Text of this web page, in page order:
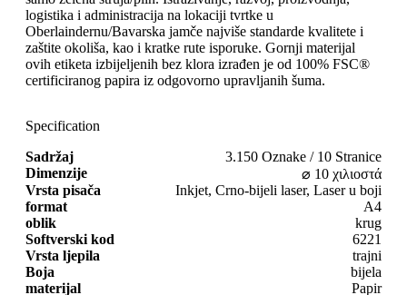
logistika i administracija na lokaciji tvrtke u
Oberlaindernu/Bavarska jamče najviše standarde kvalitete i
zaštite okoliša, kao i kratke rute isporuke. Gornji materijal
ovih etiketa izbijeljenih bez klora izrađen je od 100% FSC®
certificiranog papira iz odgovorno upravljanih šuma.
Specification
Sadržaj
3.150 Oznake / 10 Stranice
Dimenzije
⌀ 10 χιλιοστά
Vrsta pisača
Inkjet, Crno-bijeli laser, Laser u boji
format
A4
oblik
krug
Softverski kod
6221
Vrsta ljepila
trajni
Boja
bijela
materijal
Papir